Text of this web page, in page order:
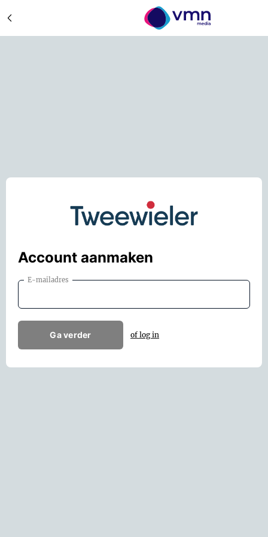
Account aanmaken
E-mailadres
Ga verder of log in